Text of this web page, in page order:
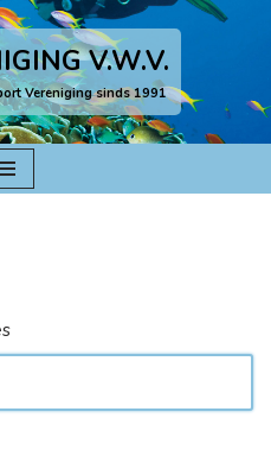
V.W.V.
Vereniging sinds 1991